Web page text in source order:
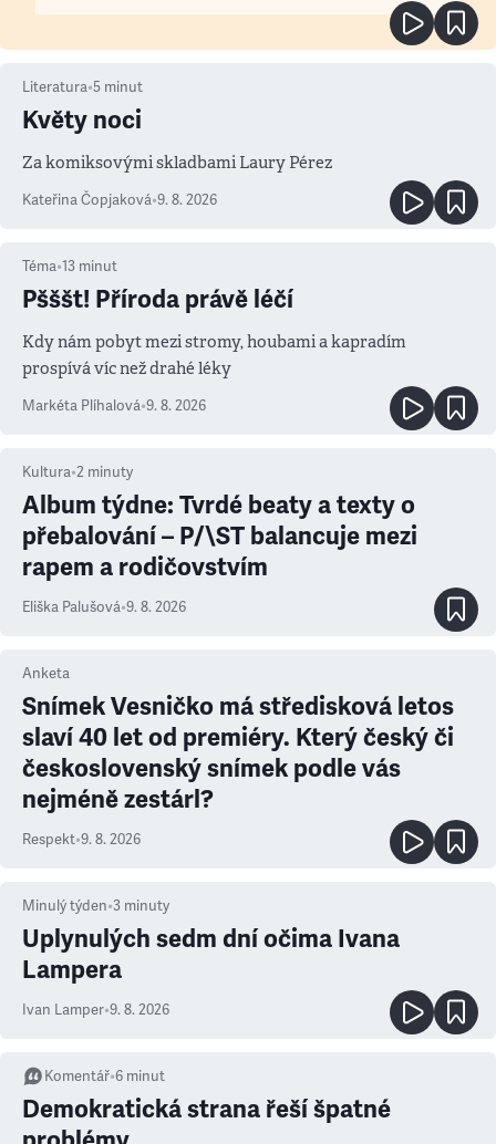
Literatura•5 minut
Květy noci
Za komiksovými skladbami Laury Pérez
Kateřina Čopjaková•9. 8. 2026
Téma•13 minut
Pšššt! Příroda právě léčí
Kdy nám pobyt mezi stromy, houbami a kapradím
prospívá víc než drahé léky
Markéta Plíhalová•9. 8. 2026
Kultura•2 minuty
Album týdne: Tvrdé beaty a texty o
přebalování – P/\ST balancuje mezi
rapem a rodičovstvím
Eliška Palušová•9. 8. 2026
Anketa
Snímek Vesničko má středisková letos
slaví 40 let od premiéry. Který český či
československý snímek podle vás
nejméně zestárl?
Respekt•9. 8. 2026
Minulý týden•3 minuty
Uplynulých sedm dní očima Ivana
Lampera
Ivan Lamper•9. 8. 2026
Komentář•6 minut
Demokratická strana řeší špatné